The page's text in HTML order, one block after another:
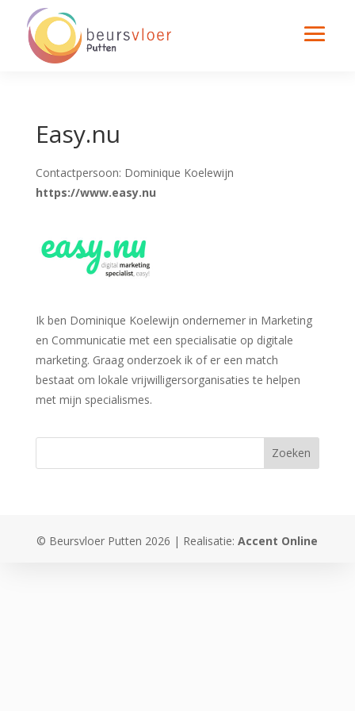
Easy.nu
Contactpersoon: Dominique Koelewijn
https://www.easy.nu
Ik ben Dominique Koelewijn ondernemer in Marketing
en Communicatie met een specialisatie op digitale
marketing. Graag onderzoek ik of er een match
bestaat om lokale vrijwilligersorganisaties te helpen
met mijn specialismes.
© Beursvloer Putten 2026 | Realisatie:Accent Online